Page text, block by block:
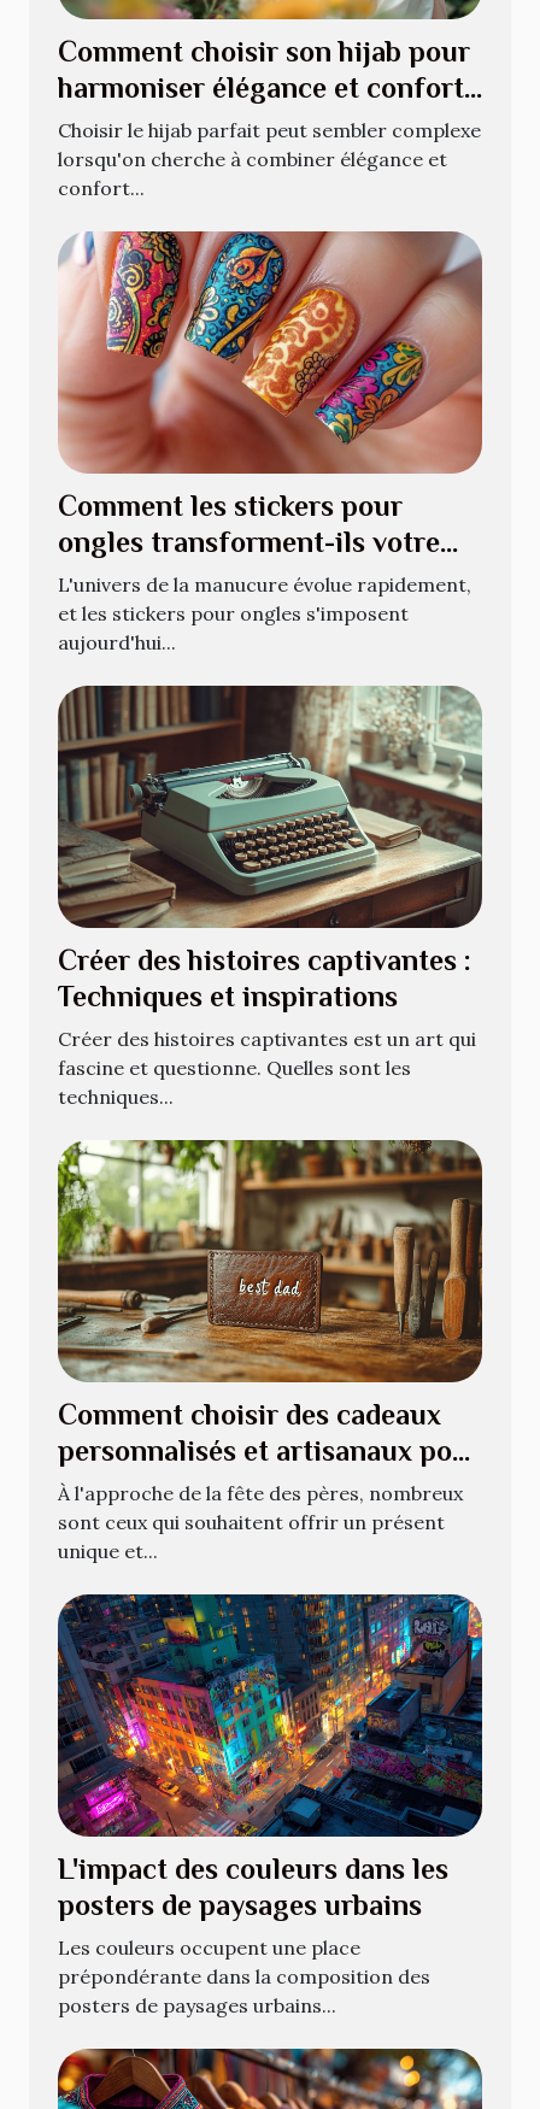
Comment choisir son hijab pour
harmoniser élégance et confort
?
Choisir le hijab parfait peut sembler complexe
lorsqu'on cherche à combiner élégance et
confort...
Comment les stickers pour
ongles transforment-ils votre
manucure quotidienne ?
L'univers de la manucure évolue rapidement,
et les stickers pour ongles s'imposent
aujourd'hui...
Créer des histoires captivantes :
Techniques et inspirations
Créer des histoires captivantes est un art qui
fascine et questionne. Quelles sont les
techniques...
Comment choisir des cadeaux
personnalisés et artisanaux pour
la fête des pères
À l'approche de la fête des pères, nombreux
sont ceux qui souhaitent offrir un présent
unique et...
L'impact des couleurs dans les
posters de paysages urbains
Les couleurs occupent une place
prépondérante dans la composition des
posters de paysages urbains...